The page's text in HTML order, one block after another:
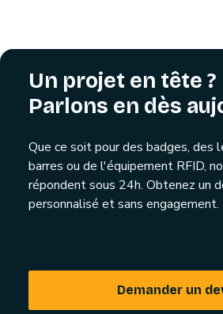
Un projet en tête ?
Parlons en dès
Que ce soit pour des badges, des
barres ou de l'équipement RFID,
répondent sous 24h. Obtenez un
personnalisé et sans engagement.
Demander un